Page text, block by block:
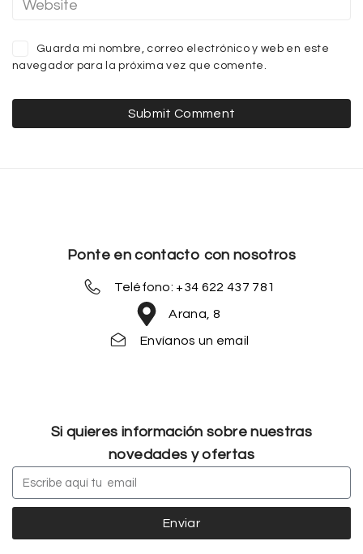
Guarda mi nombre, correo electrónico y web en este
navegador para la próxima vez que comente.
Ponte en contacto con nosotros
Teléfono: +34 622 437 781
Arana, 8
Envíanos un email
Si quieres información sobre nuestras
novedades y ofertas
Enviar